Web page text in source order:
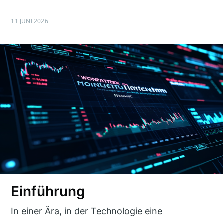
11 JUNI 2026
Einführung
In einer Ära, in der Technologie eine